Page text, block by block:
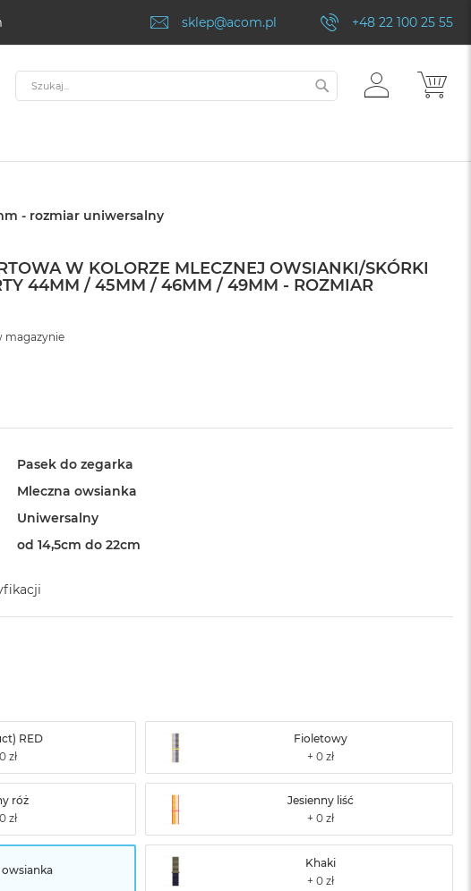
sklep@acom.pl +48 22 100 25 55
ZALOGUJ
SIĘ
Szukaj SZUKAJ
- rozmiar uniwersalny
W KOLORZE MLECZNEJ OWSIANKI/SKÓRKI
44MM / 45MM / 46MM / 49MM - ROZMIAR
magazynie
Pasek do zegarka
Mleczna owsianka
Uniwersalny
od 14,5cm do 22cm
RED Fioletowy
róż Jesienny liść
owsianka
Khaki